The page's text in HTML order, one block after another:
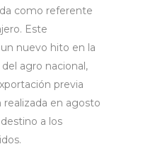
como referente
Este
nuevo hito en la
agro nacional,
previa
en agosto
a los